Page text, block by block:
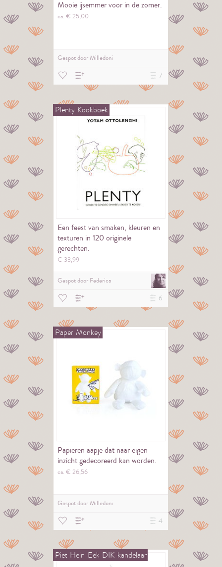
Mooie ijsemmer voor in de zomer.
ca. €25,00
Gespot doorMilledoni
7
Plenty Kookboek
Een feest van smaken, kleuren en
texturen in 120 originele
gerechten.
€ 33,99
Gespot door Federica
6
Paper Monkey
Papieren aapje dat naar eigen
inzicht gedecoreerd kan worden.
ca. €26,56
Gespot doorMilledoni
4
Piet Hein Eek DIK kandelaar